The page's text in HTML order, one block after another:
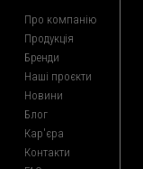
Про компанію
Продукція
Бренди
Наші проєкти
Новини
Блог
Кар'єра
Контакти